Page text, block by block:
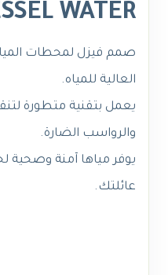
WATER
صمم فيزل لمحطات المياه خصيصًا لتحفظ الجودة
العالية للمياه.
يعمل بتقنية متطورة
والرواسب الضارة.
يوفر مياها آمنة
عائلتك.